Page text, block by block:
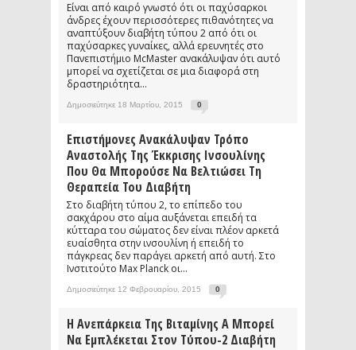
Είναι από καιρό γνωστό ότι οι παχύσαρκοι
άνδρες έχουν περισσότερες πιθανότητες να
αναπτύξουν διαβήτη τύπου 2 από ότι οι
παχύσαρκες γυναίκες, αλλά ερευνητές στο
Πανεπιστήμιο McMaster ανακάλυψαν ότι αυτό
μπορεί να σχετίζεται σε μια διαφορά στη
δραστηριότητα...
Δημοσιεύτηκε 18 Μαρτίου, 2015 0
Επιστήμονες Ανακάλυψαν Τρόπο
Αναστολής Της Έκκρισης Ινσουλίνης
Που Θα Μπορούσε Να Βελτιώσει Τη
Θεραπεία Του Διαβήτη
Στο διαβήτη τύπου 2, το επίπεδο του
σακχάρου στο αίμα αυξάνεται επειδή τα
κύτταρα του σώματος δεν είναι πλέον αρκετά
ευαίσθητα στην ινσουλίνη ή επειδή το
πάγκρεας δεν παράγει αρκετή από αυτή. Στο
Ινστιτούτο Max Planck οι...
Δημοσιεύτηκε 12 Φεβρουαρίου, 2015 0
Η Ανεπάρκεια Της Βιταμίνης Α Μπορεί
Να Εμπλέκεται Στον Τύπου-2 Διαβήτη